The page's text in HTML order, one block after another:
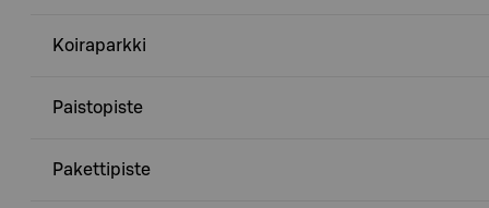
Koiraparkki
Paistopiste
Pakettipiste